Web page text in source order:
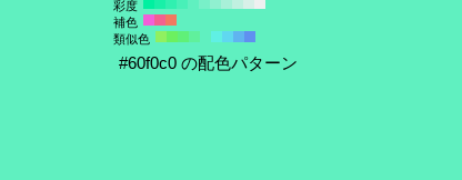
彩度
補色
類似色
#60f0c0 の配色パターン